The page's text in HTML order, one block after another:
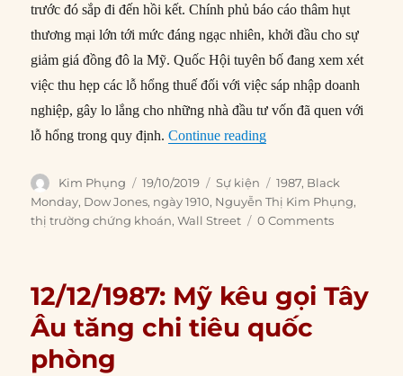
trước đó sắp đi đến hồi kết. Chính phủ báo cáo thâm hụt
thương mại lớn tới mức đáng ngạc nhiên, khởi đầu cho sự
giảm giá đồng đô la Mỹ. Quốc Hội tuyên bố đang xem xét
việc thu hẹp các lỗ hổng thuế đối với việc sáp nhập doanh
nghiệp, gây lo lắng cho những nhà đầu tư vốn đã quen với
lỗ hổng trong quy định.Continue reading“19/10/1987: Thị
Author
Kim Phụng
Posted
on
19/10/2019 Categories
Sự kiện Tags
1987, Black
Monday, Dow Jones, ngày 1910, Nguyễn Thị Kim Phụng,
thị trường chứng khoán,Wall Street 0 Comments
12/12/1987: Mỹ kêu gọi Tây
Âu tăng chi tiêu quốc
phòng